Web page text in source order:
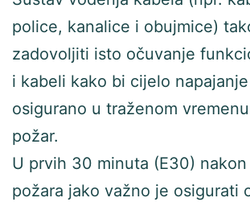
police, kanalice i obujmice)
zadovoljiti isto očuvanje
i kabeli kako bi cijelo
osigurano u traženom
požar.
U prvih 30 minuta (E30)
požara jako važno je osigurati